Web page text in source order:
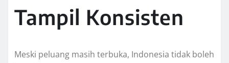
Tampil Konsisten
Meski peluang masih terbuka, Indonesia tidak boleh